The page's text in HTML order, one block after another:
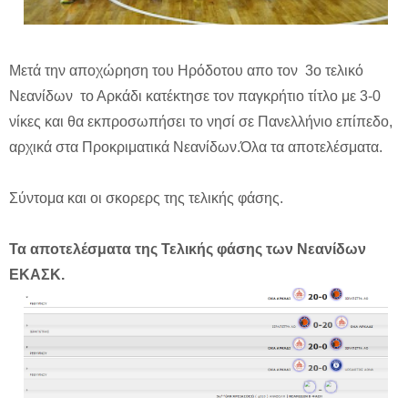
Μετά την αποχώρηση του Ηρόδοτου απο τον 3ο τελικό
Νεανίδων το Αρκάδι κατέκτησε τον παγκρήτιο τίτλο με 3-0
νίκες και θα εκπροσωπήσει το νησί σε Πανελλήνιο επίπεδο,
αρχικά στα Προκριματικά Νεανίδων.Όλα τα αποτελέσματα.
Σύντομα και οι σκορερς της τελικής φάσης.
Τα αποτελέσματα της Τελικής φάσης των Νεανίδων
ΕΚΑΣΚ.